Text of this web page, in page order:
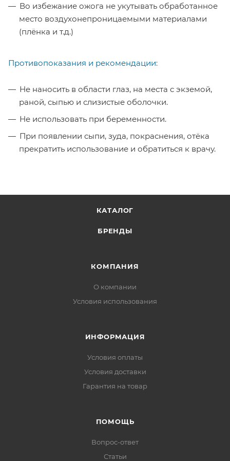
Во избежание ожога не укутывать обработанное
место воздухонепроницаемыми материалами
(плёнка и т.д.)
Противопоказания и рекомендации:
Не наносить в области глаз, на места с экземой,
раной, сыпью и слизистые оболочки.
Не использовать при беременности.
При появлении сыпи, зуда, покраснения, отёка
прекратить использование и обратиться к врачу.
КАТАЛОГ
БРЕНДЫ
КОМПАНИЯ
О компании
Условия использования
ИНФОРМАЦИЯ
Условия оплаты
Условия доставки
Гарантия на товар
ПОМОЩЬ
Вопрос-ответ
Статьи